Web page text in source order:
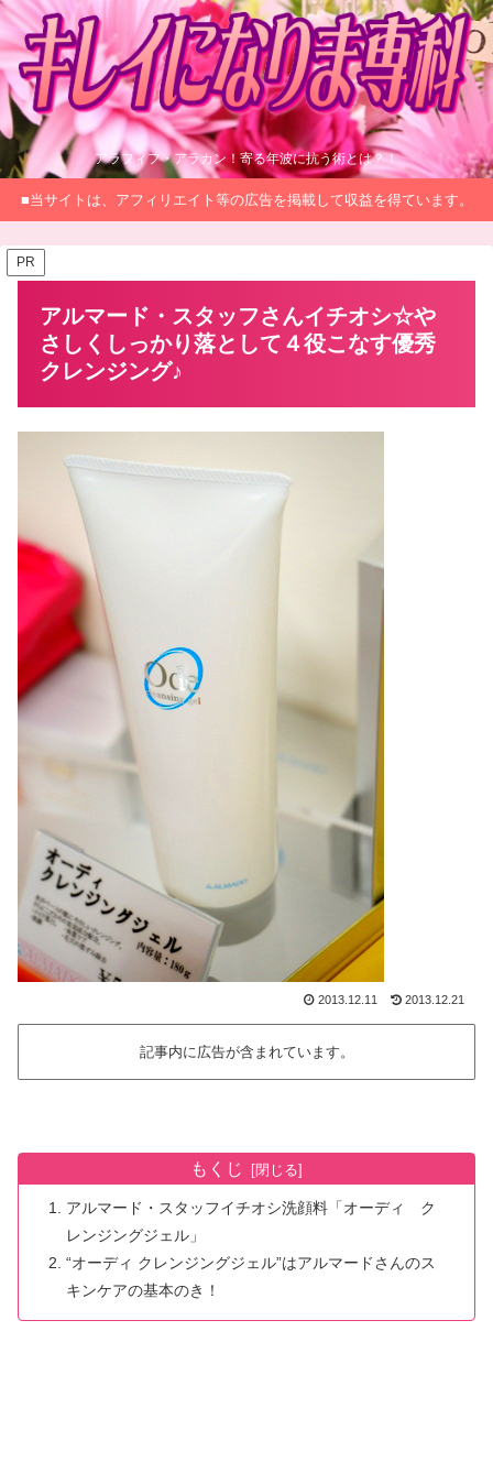
アラフィフ・アラカン！寄る年波に抗う術とは？！
■当サイトは、アフィリエイト等の広告を掲載して収益を得ています。
PR
アルマード・スタッフさんイチオシ☆や
さしくしっかり落として４役こなす優秀
クレンジング♪
2013.12.11 2013.12.21
記事内に広告が含まれています。
もくじ
アルマード・スタッフイチオシ洗顔料「オーディ ク
レンジングジェル」
“オーディ クレンジングジェル”はアルマードさんのス
キンケアの基本のき！